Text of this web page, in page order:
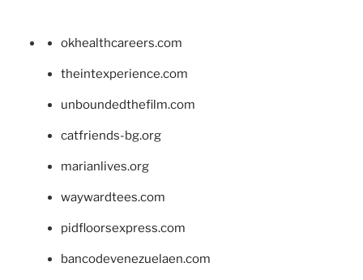
okhealthcareers.com
theintexperience.com
unboundedthefilm.com
catfriends-bg.org
marianlives.org
waywardtees.com
pidfloorsexpress.com
bancodevenezuelaen.com